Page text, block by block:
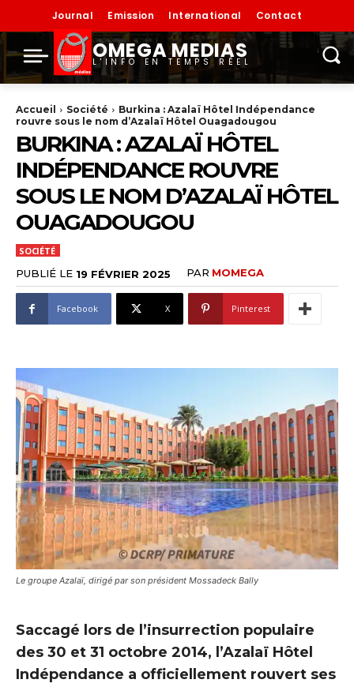
Journal Emission International Contact
OMEGA MEDIAS
L'INFO EN TEMPS RÉEL
Accueil Société
Burkina : Azalaï Hôtel Indépendance
rouvre sous le nom d’Azalaï Hôtel Ouagadougou
BURKINA : AZALAÏ HÔTEL
INDÉPENDANCE ROUVRE
SOUS LE NOM D’AZALAÏ HÔTEL
OUAGADOUGOU
SOCIÉTÉ
PUBLIÉ LE 19 FÉVRIER 2025 PAR MOMEGA
Facebook X Pinterest
Le groupe Azalaï, dirigé par son président Mossadeck Bally
Saccagé lors de l’insurrection populaire
des 30 et 31 octobre 2014, l’Azalaï Hôtel
Indépendance a officiellement rouvert ses